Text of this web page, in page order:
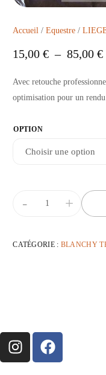
Accueil /Equestre /
15,00€ – 85,00€
Avec retouche
optimisation pour un
OPTION
+
-
CATÉGORIE : BLANCHY